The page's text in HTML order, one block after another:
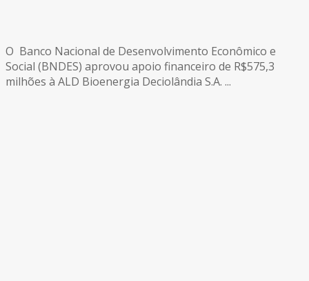
O Banco Nacional de Desenvolvimento Econômico e
Social (BNDES) aprovou apoio financeiro de R$575,3
milhões à ALD Bioenergia Deciolândia S.A. ...